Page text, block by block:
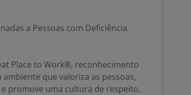
a Pessoas com Deficiência
Place to Work®, reconhecimento
que valoriza as pessoas,
promove uma cultura de respeito,